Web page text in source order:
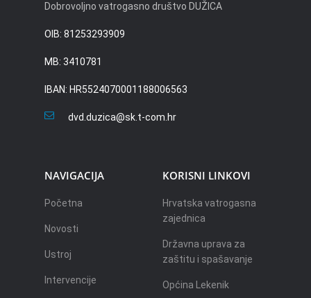
Dobrovoljno vatrogasno društvo DUŽICA
OIB: 81253293909
MB: 3410781
IBAN: HR5524070001188006563
dvd.duzica@sk.t-com.hr
NAVIGACIJA
Početna
Novosti
Ustroj
Intervencije
KORISNI LINKOVI
Hrvatska vatrogasna
zajednica
Državna uprava za
zaštitu i spašavanje
Općina Lekenik